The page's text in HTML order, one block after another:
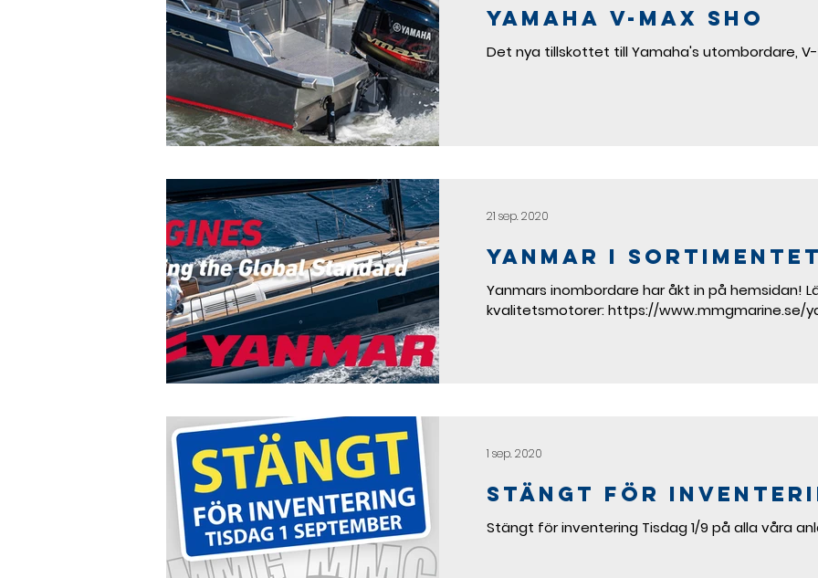
Yamaha v-max sho
Det nya tillskottet till Yamaha's utombordare, V-
Yanmar i
Yanmars inombordare har åkt in på hemsidan!
kvalitetsmotorer: https://www.mmgmarine.se/
21 sep. 2020
Stängt för
Stängt för inventering Tisdag 1/9 på alla våra
1 sep. 2020